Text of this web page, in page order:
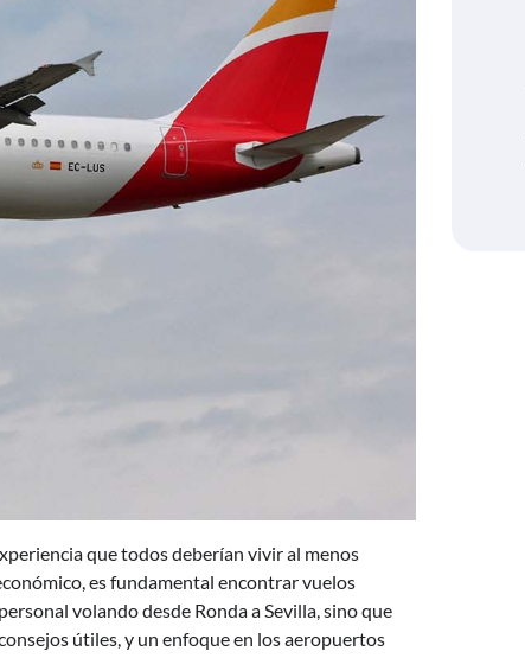
que todos deberían vivir al menos
es fundamental encontrar vuelos
volando desde Ronda a Sevilla, sino que
útiles, y un enfoque en los aeropuertos